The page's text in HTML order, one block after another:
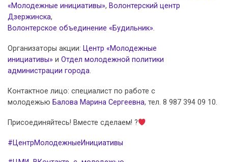
«Молодежные инициативы», Волонтерский центр
Дзержинска,
Волонтерское объединение «Будильник».
Организаторы акции: Центр «Молодежные
инициативы» и Отдел молодежной политики
администрации города.
Контактное лицо: специалист по работе с
молодежью Балова Марина Сергеевна, тел. 8 987 394 09 10.
Присоединяйтесь! Вместе сделаем! ?
#ЦентрМолодежныеИнициативы